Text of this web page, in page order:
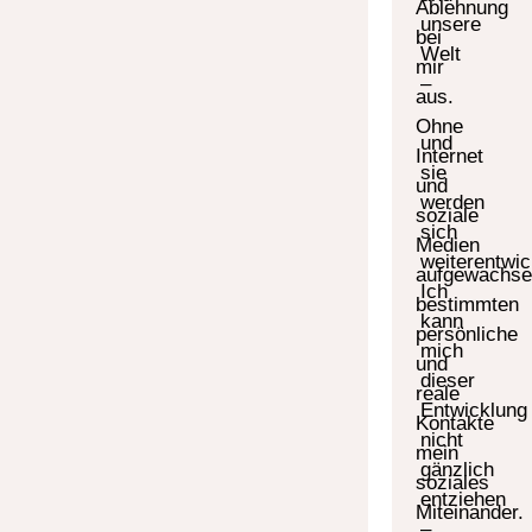
Ablehnung
bei
mir
aus.
Ohne
Internet
und
soziale
Medien
bestimmten
persönliche
und
reale
Kontakte
mein
soziales
Miteinander.
unsere
Welt
–
und
sie
werden
sich
Ich
kann
mich
dieser
Entwicklung
nicht
gänzlich
entziehen